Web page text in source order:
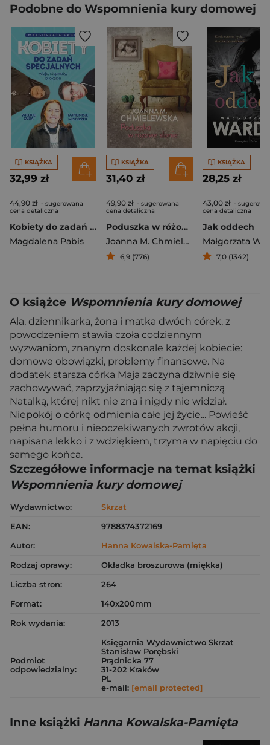
Podobne do Wspomnienia kury domowej
KSIĄŻKA
32,99 zł
44,90 zł - sugerowana
cena detaliczna
Kobiety do zadań specjalnych
Magdalena Pabis
KSIĄŻKA
31,40 zł
49,90 zł - sugerowana
cena detaliczna
Poduszka w różowe słonie
Joanna M. Chmielewska
6,9 (776)
KSIĄŻKA
28,25 zł
43,00 zł -
cena detaliczna
Jak oddech
Małgorzata
7,0 (1342)
O książce Wspomnienia kury domowej
Ala, dziennikarka, żona i matka dwóch córek, z
powodzeniem stawia czoła codziennym
wyzwaniom, znanym doskonale każdej kobiecie:
domowe obowiązki, problemy finansowe. Na
dodatek starsza córka Maja zaczyna dziwnie się
zachowywać, zaprzyjaźniając się z tajemniczą
Natalką, której nikt nie zna i nigdy nie widział.
Niepokój o córkę odmienia całe jej życie... Powieść
pełna humoru i nieoczekiwanych zwrotów akcji,
napisana lekko i z wdziękiem, trzyma w napięciu do
samego końca.
Szczegółowe informacje na temat książki
Wspomnienia kury domowej
Wydawnictwo:
Skrzat
EAN:
9788374372169
Autor:
Hanna Kowalska-Pamięta
Rodzaj oprawy:
Okładka broszurowa (miękka)
Liczba stron:
264
Format:
140x200mm
Rok wydania:
2013
Podmiot
odpowiedzialny:
Księgarnia Wydawnictwo Skrzat
Stanisław Porębski
Prądnicka 77
31-202 Kraków
PL
e-mail: [email protected]
Inne książki Hanna Kowalska-Pamięta